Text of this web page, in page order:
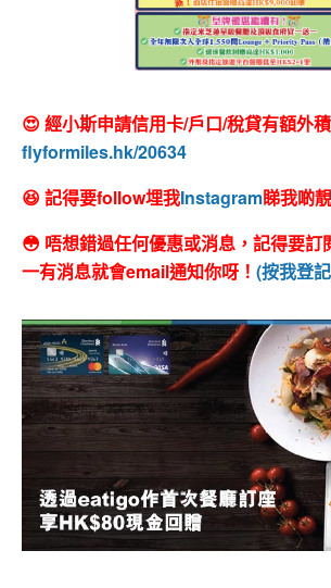
😍 經小斯申請信用卡/戶口/稅貸有額外
flyformiles.hk/20634
😆 記得要follow埋我Instagram睇我啲
😳 唔想錯過任何優惠或消息，記得要訂
一有消息就會email通知你呀！ (按我登